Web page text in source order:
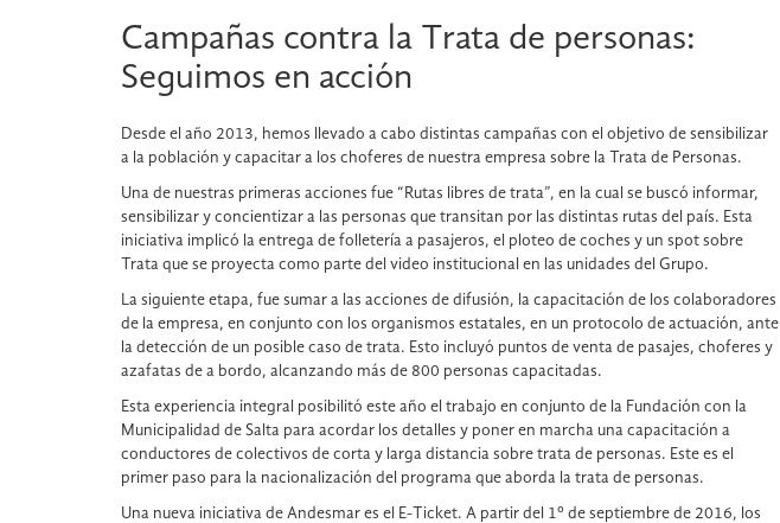
Campañas contra la Trata de personas:
Seguimos en acción
Desde el año 2013, hemos llevado a cabo distintas campañas con el objetivo de sensibilizar
a la población y capacitar a los choferes de nuestra empresa sobre la Trata de Personas.
Una de nuestras primeras acciones fue “Rutas libres de trata”, en la cual se buscó informar,
sensibilizar y concientizar a las personas que transitan por las distintas rutas del país. Esta
iniciativa implicó la entrega de folletería a pasajeros, el ploteo de coches y un spot sobre
Trata que se proyecta como parte del video institucional en las unidades del Grupo.
La siguiente etapa, fue sumar a las acciones de difusión, la capacitación de los colaboradores
de la empresa, en conjunto con los organismos estatales, en un protocolo de actuación, ante
la detección de un posible caso de trata. Esto incluyó puntos de venta de pasajes, choferes y
azafatas de a bordo, alcanzando más de 800 personas capacitadas.
Esta experiencia integral posibilitó este año el trabajo en conjunto de la Fundación con la
Municipalidad de Salta para acordar los detalles y poner en marcha una capacitación a
conductores de colectivos de corta y larga distancia sobre trata de personas. Este es el
primer paso para la nacionalización del programa que aborda la trata de personas.
Una nueva iniciativa de Andesmar es el E-Ticket. A partir del 1º de septiembre de 2016, los